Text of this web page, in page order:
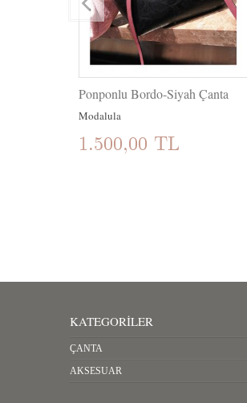
Ponponlu Bordo-Siyah Çanta
Modalula
1.500,00 TL
KATEGORILER
ÇANTA
AKSESUAR